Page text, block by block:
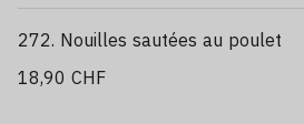
272. Nouilles sautées au poulet
18,90 CHF